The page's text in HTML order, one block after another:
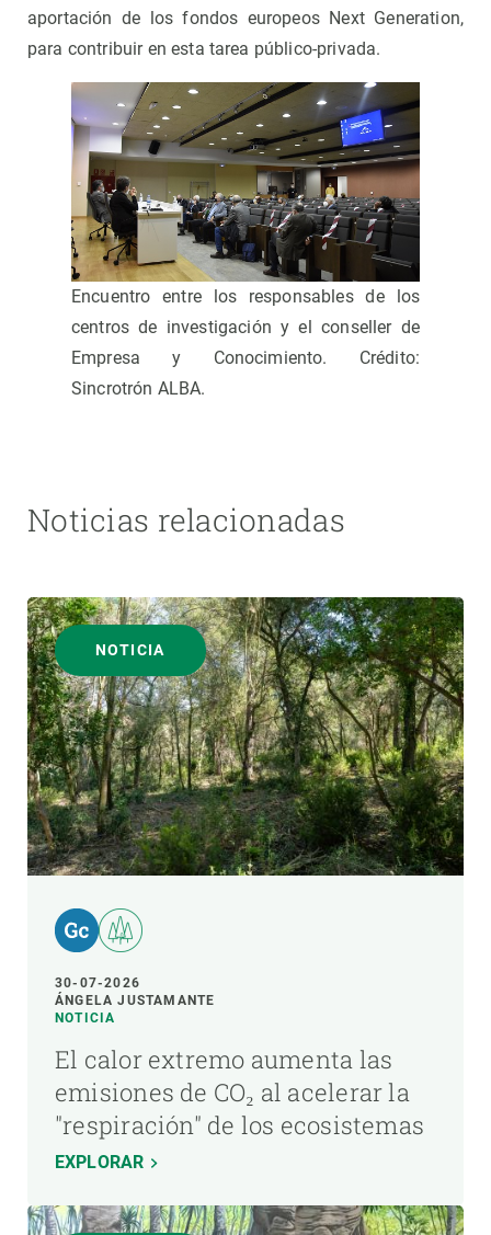
aportación de los fondos europeos Next Generation,
para contribuir en esta tarea público-privada.
Encuentro entre los responsables de los
centros de investigación y el conseller de
Empresa y Conocimiento. Crédito:
Sincrotrón ALBA.
Noticias relacionadas
NOTICIA
30-07-2026
ÁNGELA JUSTAMANTE
NOTICIA
El calor extremo aumenta las
emisiones de CO₂ al acelerar la
"respiración" de los ecosistemas
EXPLORAR